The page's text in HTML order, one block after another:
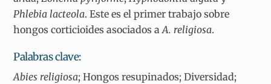
Phlebia lacteola. Este es el primer trabajo sobre
hongos corticioides asociados aA. religiosa.
Palabras clave:
Abies religiosa; Hongos resupinados; Diversidad;